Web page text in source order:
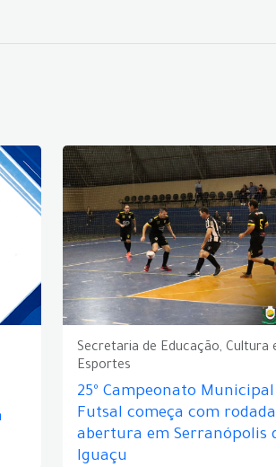
Secretaria de Educação, Cultura
Esportes
25º Campeonato Municipal
Futsal começa com
abertura em Serranópolis
Iguaçu